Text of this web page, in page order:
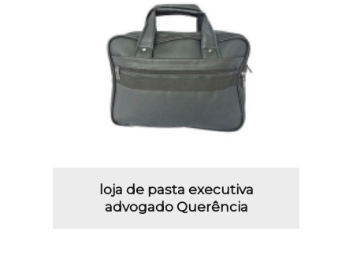
loja de pasta executiva
advogado Querência